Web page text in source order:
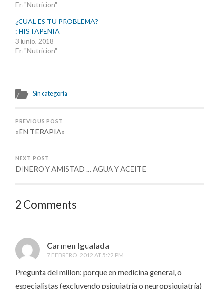
En "Nutricion"
¿CUAL ES TU PROBLEMA?
: HISTAPENIA
3 junio, 2018
En "Nutricion"
Sin categoría
PREVIOUS POST
«EN TERAPIA»
NEXT POST
DINERO Y AMISTAD … AGUA Y ACEITE
2 Comments
Carmen Igualada
7 FEBRERO, 2012 AT 5:22 PM
Pregunta del millon: porque en medicina general, o
especialistas (excluyendo psiquiatría o neuropsiquiatría)